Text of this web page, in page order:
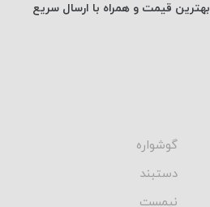
بهترین قیمت و همراه با ارسال سریع
گوشواره
دستبند
نیمست